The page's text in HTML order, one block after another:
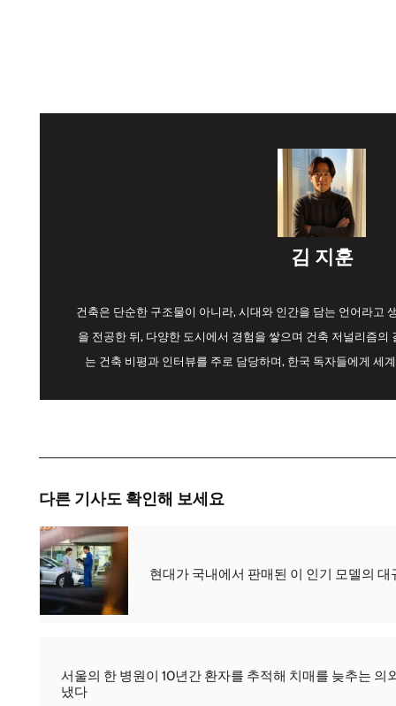
김 지훈
건축은 단순한 구조물이 아니라, 시대와 인간을 담는 언어라고
을 전공한 뒤, 다양한 도시에서 경험을 쌓으며 건축 저널리즘의
는 건축 비평과 인터뷰를 주로 담당하며, 한국 독자들에게 세
다른 기사도 확인해 보세요
현대가 국내에서 판매된 이 인기 모델의
서울의 한 병원이 10년간 환자를 추적해 치매를 늦추는 의
냈다